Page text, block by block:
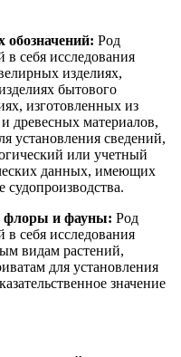
обозначений: Род
себя исследования
изделиях,
бытового
изготовленных из
древесных материалов,
установления сведений,
или учетный
данных, имеющих
судопроизводства.
флоры и фауны: Род
себя исследования
видам растений,
для установления
значение